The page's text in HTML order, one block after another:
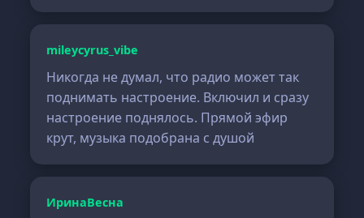
mileycyrus_vibe
Никогда не думал, что радио может так
поднимать настроение. Включил и сразу
настроение поднялось. Прямой эфир
крут, музыка подобрана с душой
ИринаВесна